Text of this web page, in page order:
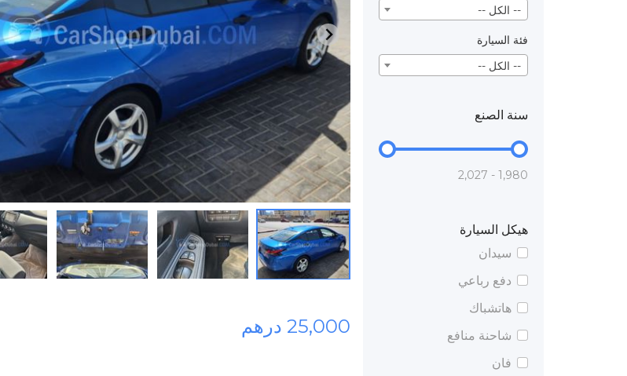
-- الكل --
فئة السيارة
-- الكل --
سنة الصنع
1,980 - 2,027
هيكل السيارة
سيدان
دفع رباعي
هاتشباك
شاحنة منافع
فان
25,000 درهم